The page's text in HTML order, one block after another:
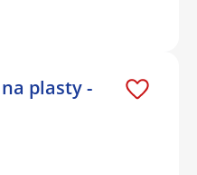
plasty -